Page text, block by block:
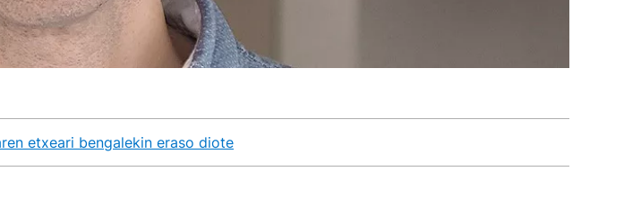
etxeari bengalekin eraso diote